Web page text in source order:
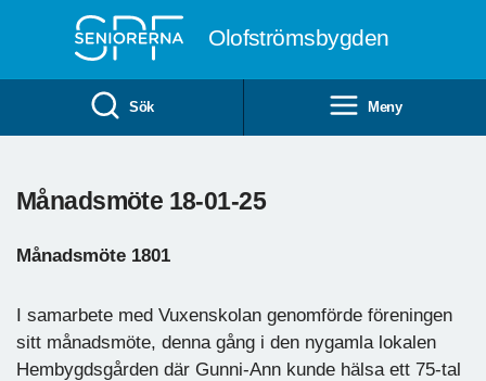
Olofströmsbygden
Sök Meny
Månadsmöte 18-01-25
Månadsmöte 1801
I samarbete med Vuxenskolan genomförde föreningen
sitt månadsmöte, denna gång i den nygamla lokalen
Hembygdsgården där Gunni-Ann kunde hälsa ett 75-tal